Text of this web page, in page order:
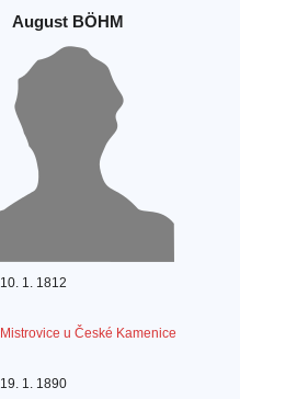
August BÖHM
10. 1. 1812
Mistrovice u České Kamenice
19. 1. 1890